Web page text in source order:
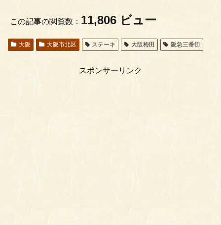
この記事の閲覧数： 11,806 ビュー
大阪 大阪市北区 ステーキ 大阪梅田 阪急三番街
スポンサーリンク